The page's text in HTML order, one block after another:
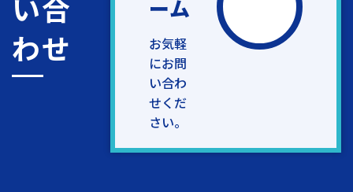
わせ
ーム
お気軽
にお問
い合わ
せくだ
さい。